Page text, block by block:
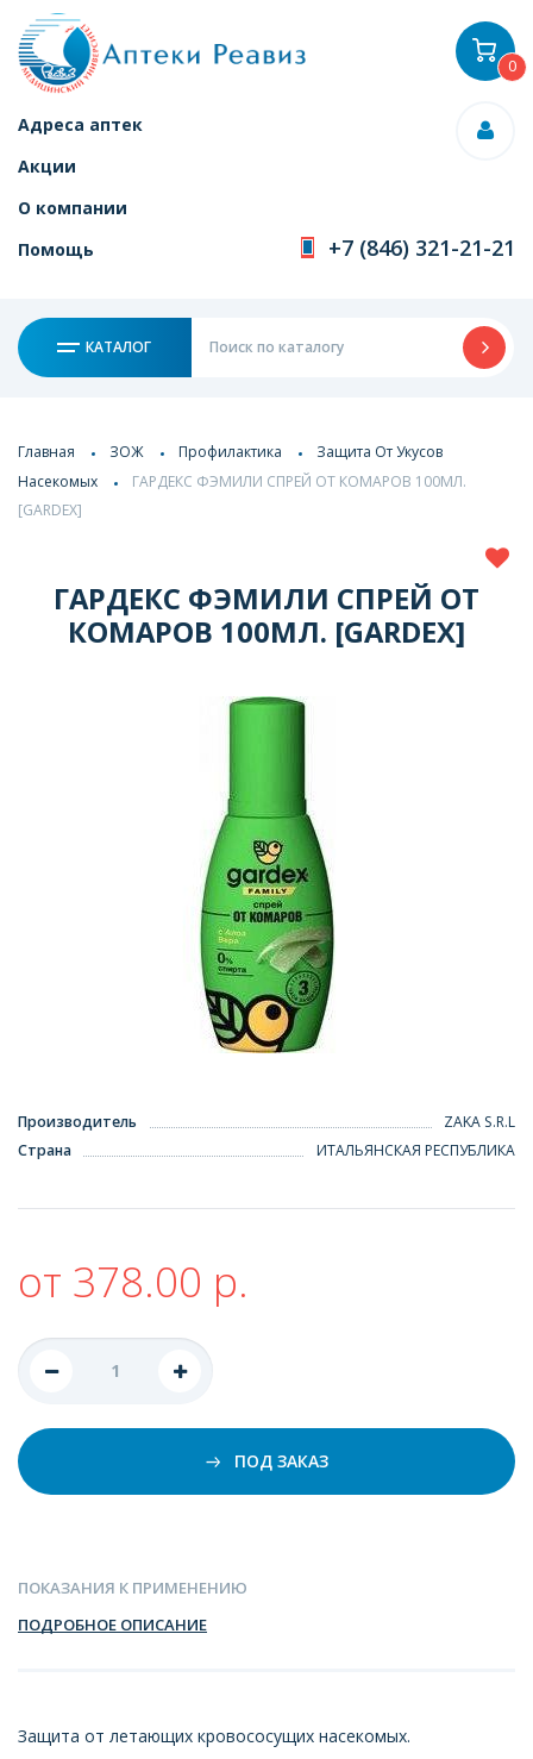
Адреса аптек
Акции
О компании
Помощь
+7 (846) 321-21-21
КАТАЛОГ
0
Главная ЗОЖ Профилактика
Защита От Укусов
Насекомых
ГАРДЕКС ФЭМИЛИ СПРЕЙ ОТ КОМАРОВ 100МЛ.
[GARDEX]
ГАРДЕКС ФЭМИЛИ СПРЕЙ ОТ
КОМАРОВ 100МЛ. [GARDEX]
Производитель
ZAKA S.R.L
Страна
ИТАЛЬЯНСКАЯ РЕСПУБЛИКА
от 378.00 р.
ПОД ЗАКАЗ
ПОКАЗАНИЯ К ПРИМЕНЕНИЮ
ПОДРОБНОЕ ОПИСАНИЕ
Защита от летающих кровососущих насекомых.